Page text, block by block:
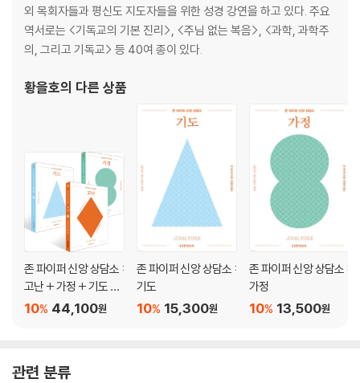
Ⅲ. 주의해야 할 것
1. 개인의 비극이나 재앙이 반드시 그 사람의 죄의 결과라고 할 수 없다.
다고 할 수 없다.
3. 언젠가 하나님 나라가 완성됨으로 불행이 없어질 것이다.
1. 겸손하게 하나님의 주권과 사랑을 인정한다.
2. 일반 은혜로 주신 지혜를 존중한다.
3. 그리스도인의 사랑을 나타낸다(지원).
1) 츠빙글리의 목회적 모범 / 2) 마르틴 루터의 편지 / 3) 초대 교회의 본
5. 판데믹을 대하는 그리스도인들의 기도
Ⅴ. 참고 자료(역대하 20:1-30 묵상)
외 목회자들과 평신도 지도자들을 위한 성경 강연을 하고 있다. 주요
역서로는 <기독교의 기본 진리>, <주님 없는 복음>, <과학, 과학주
의, 그리고 기독교> 등 40여 종이 있다.
황을호의 다른 상품
존 파이퍼 신앙 상담소 :
고난 + 가정 + 기도 세
트
44,100원
10%
존 파이퍼 신앙 상담소 :
기도
15,300원
10%
존 파이퍼 신앙 상담소 :
가정
13,500원
10%
관련 분류